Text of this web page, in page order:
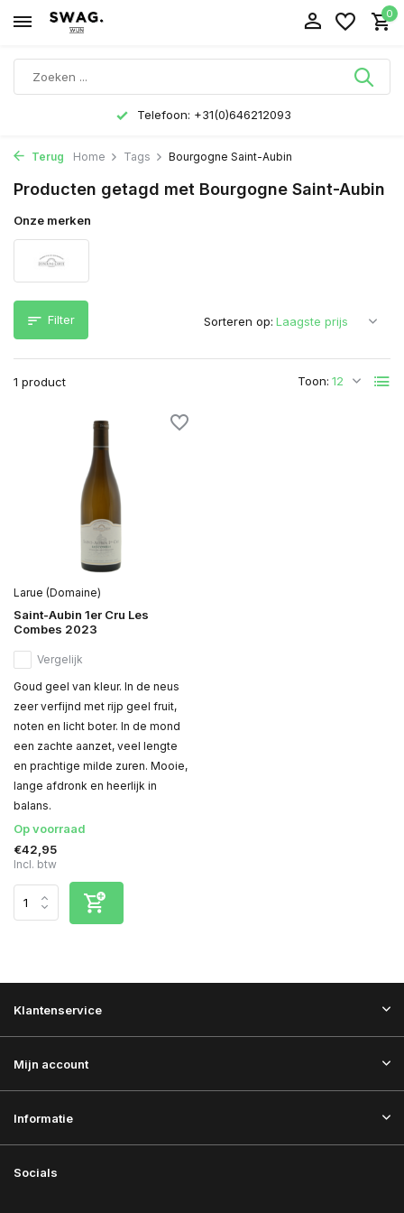
0
Telefoon: +31(0)646212093
Terug Home Tags Bourgogne Saint-Aubin
Producten getagd met Bourgogne Saint-Aubin
Onze merken
Filter
1 product Toon:
Sorteren op:
Larue (Domaine)
Saint-Aubin 1er Cru Les
Combes 2023
Vergelijk
Goud geel van kleur. In de neus
zeer verfijnd met rijp geel fruit,
noten en licht boter. In de mond
een zachte aanzet, veel lengte
en prachtige milde zuren. Mooie,
lange afdronk en heerlijk in
balans.
Op voorraad
€42,95
Incl. btw
Klantenservice
Mijn account
Informatie
Socials